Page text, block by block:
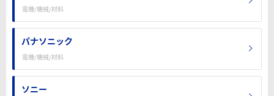
電機/機械/材料
パナソニック
電機/機械/材料
ソニー